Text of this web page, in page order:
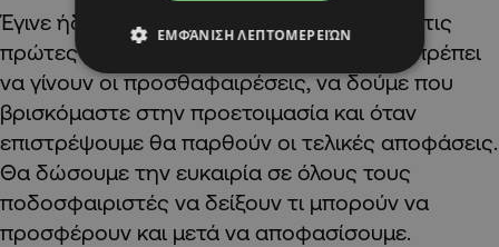
Έγινε ήδη η αξιολόγηση και καταγράψαμε τις
πρώτες μας εκθέσεις ωστόσο πρώτα θα πρέπει
να γίνουν οι προσθαφαιρέσεις, να δούμε που
βρισκόμαστε στην προετοιμασία και όταν
επιστρέψουμε θα παρθούν οι τελικές αποφάσεις.
Θα δώσουμε την ευκαιρία σε όλους τους
ποδοσφαιριστές να δείξουν τι μπορούν να
προσφέρουν και μετά να αποφασίσουμε.
ΕΜΦΆΝΙΣΗ ΛΕΠΤΟΜΕΡΕΙΏΝ